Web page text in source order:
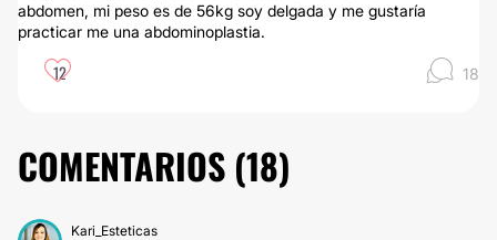
abdomen, mi peso es de 56kg soy delgada y me gustaría
practicar me una abdominoplastia.
12 18
COMENTARIOS (18)
Kari_Esteticas